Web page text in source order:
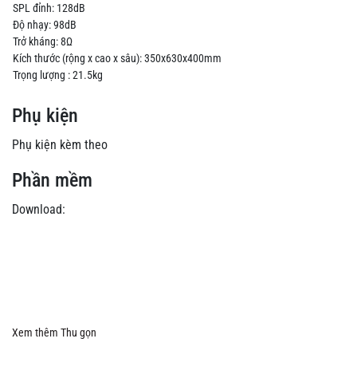
SPL đỉnh: 128dB
Độ nhạy: 98dB
Trở kháng: 8Ω
Kích thước (rộng x cao x sâu): 350x630x400mm
Trọng lượng : 21.5kg
Phụ kiện
Phụ kiện kèm theo
Phần mềm
Download:
Xem thêm Thu gọn